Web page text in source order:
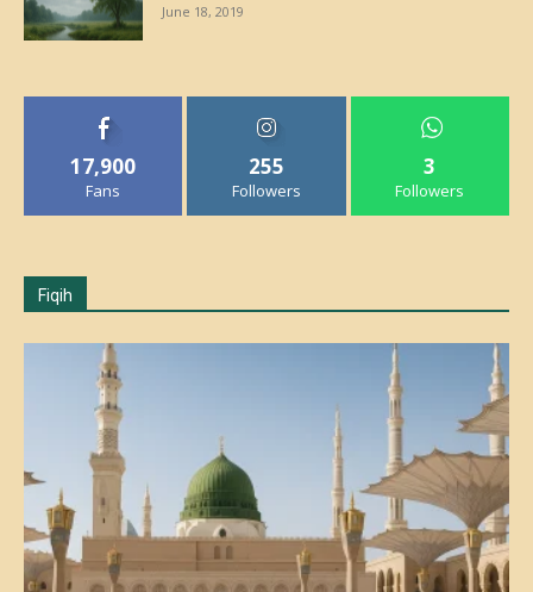
June 18, 2019
17,900
Fans
255
Followers
3
Followers
Fiqih